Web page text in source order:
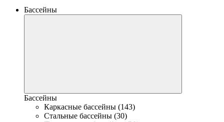
Бассейны
Бассейны
Каркасные бассейны (143)
Стальные бассейны (30)